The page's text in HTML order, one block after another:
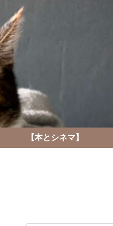
【本とシネマ】